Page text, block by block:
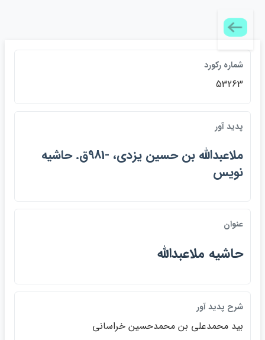
شماره ركورد
53263
پديد آور
ملاعبدالله بن حسين يزدي، -981ق. حاشيه
نويس
عنوان
حاشيه ملاعبدالله
شرح پديد آور
بيد محمدعلي بن محمدحسين خراساني